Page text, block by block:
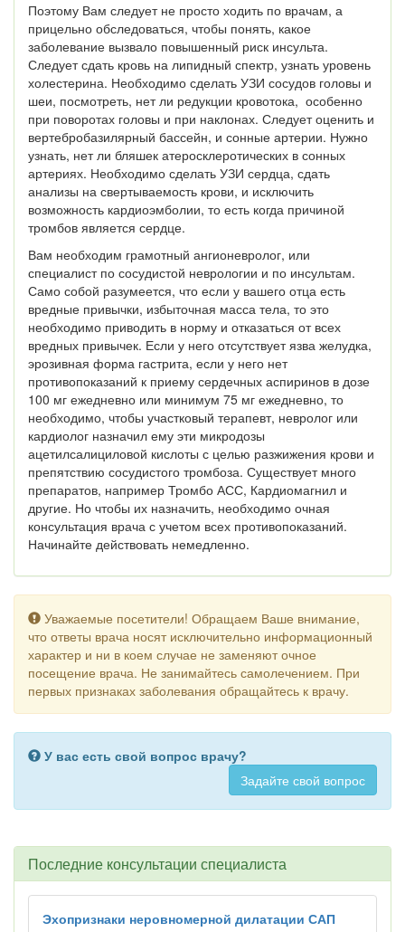
Поэтому Вам следует не просто ходить по врачам, а
прицельно обследоваться, чтобы понять, какое
заболевание вызвало повышенный риск инсульта.
Следует сдать кровь на липидный спектр, узнать уровень
холестерина. Необходимо сделать УЗИ сосудов головы и
шеи, посмотреть, нет ли редукции кровотока, особенно
при поворотах головы и при наклонах. Следует оценить и
вертебробазилярный бассейн, и сонные артерии. Нужно
узнать, нет ли бляшек атеросклеротических в сонных
артериях. Необходимо сделать УЗИ сердца, сдать
анализы на свертываемость крови, и исключить
возможность кардиоэмболии, то есть когда причиной
тромбов является сердце.
Вам необходим грамотный ангионевролог, или
специалист по сосудистой неврологии и по инсультам.
Само собой разумеется, что если у вашего отца есть
вредные привычки, избыточная масса тела, то это
необходимо приводить в норму и отказаться от всех
вредных привычек. Если у него отсутствует язва желудка,
эрозивная форма гастрита, если у него нет
противопоказаний к приему сердечных аспиринов в дозе
100 мг ежедневно или минимум 75 мг ежедневно, то
необходимо, чтобы участковый терапевт, невролог или
кардиолог назначил ему эти микродозы
ацетилсалициловой кислоты с целью разжижения крови и
препятствию сосудистого тромбоза. Существует много
препаратов, например Тромбо АСС, Кардиомагнил и
другие. Но чтобы их назначить, необходимо очная
консультация врача с учетом всех противопоказаний.
Начинайте действовать немедленно.
Уважаемые посетители! Обращаем Ваше внимание,
что ответы врача носят исключительно информационный
характер и ни в коем случае не заменяют очное
посещение врача. Не занимайтесь самолечением. При
первых признаках заболевания обращайтесь к врачу.
У вас есть свой вопрос врачу?
Задайте свой вопрос
Последние консультации специалиста
Эхопризнаки неровномерной дилатации САП